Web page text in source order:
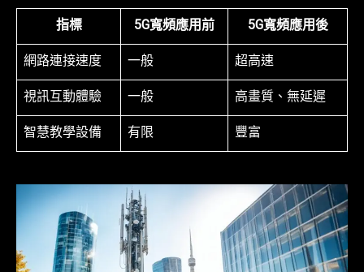
指標 5G寬頻應用前
5G寬頻應用後
網路連接速度
一般
超高速
視訊互動體驗
一般
高畫質、無延遲
智慧教學設備
有限 豐富